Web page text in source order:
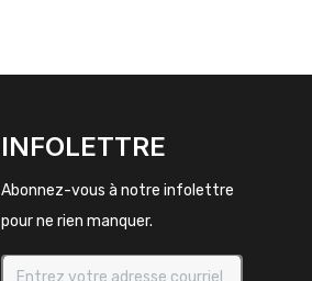
INFOLETTRE
Abonnez-vous à notre infolettre
pour ne rien manquer.